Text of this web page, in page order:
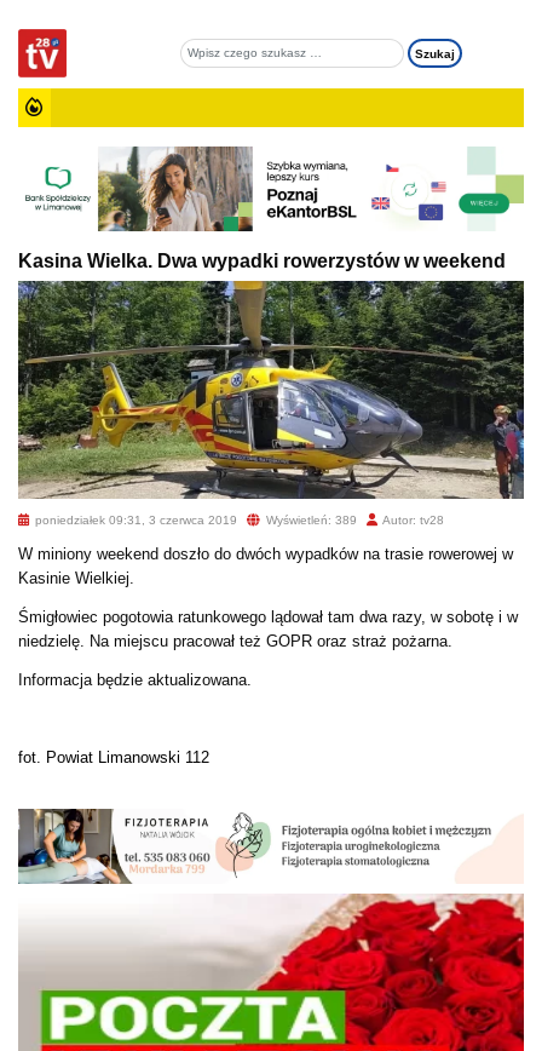
Kasina Wielka. Dwa wypadki rowerzystów w weekend
poniedziałek 09:31, 3 czerwca 2019 Wyświetleń: 389 Autor: tv28
W miniony weekend doszło do dwóch wypadków na trasie rowerowej w
Kasinie Wielkiej.
Śmigłowiec pogotowia ratunkowego lądował tam dwa razy, w sobotę i w
niedzielę. Na miejscu pracował też GOPR oraz straż pożarna.
Informacja będzie aktualizowana.
fot. Powiat Limanowski 112